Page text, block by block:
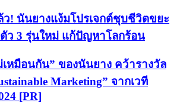
! นันยางแง้มโปรเจกต์ชุบชีวิตขยะ
ตัว 3 รุ่นใหม่ แก้ปัญหาโลกร้อน
หมือนกัน” ของนันยาง คว้ารางวัล
Marketing” จากเวที
[PR]